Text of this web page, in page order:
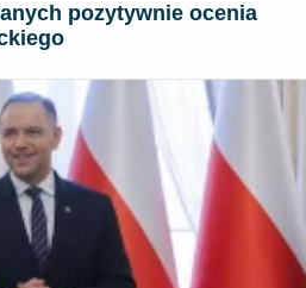
pozytywnie ocenia